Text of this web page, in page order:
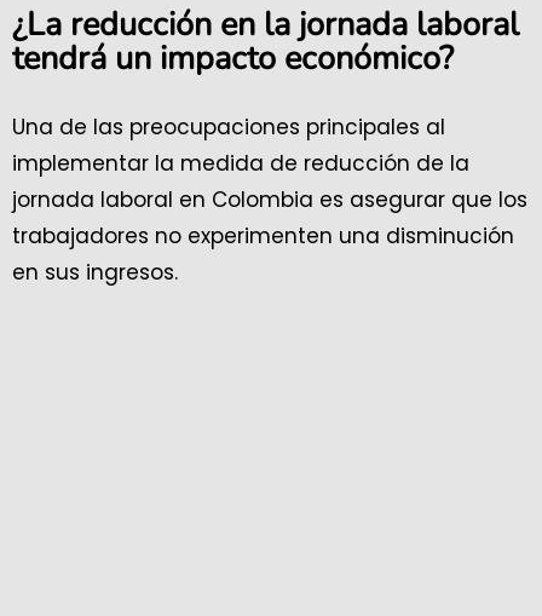
¿La reducción en la jornada laboral
tendrá un impacto económico?
Una de las preocupaciones principales al
implementar la medida de reducción de la
jornada laboral en Colombia es asegurar que los
trabajadores no experimenten una disminución
en sus ingresos.